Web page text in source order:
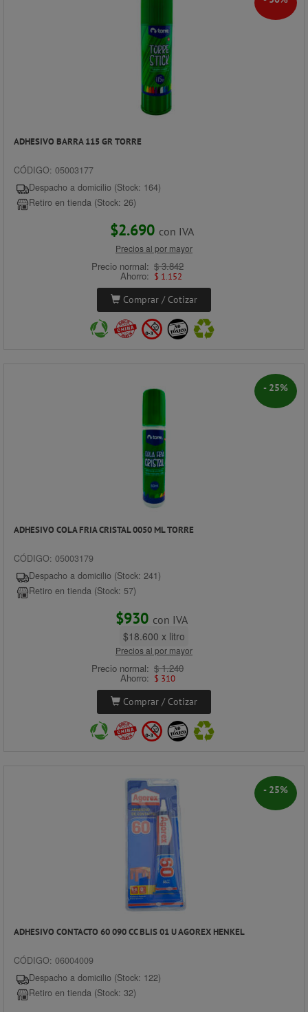
ADHESIVO BARRA 115 GR TORRE
CÓDIGO: 05003177
Despacho a domicilio (Stock: 164)
Retiro en tienda (Stock: 26)
$2.690 con IVA
Precios al por mayor
Precio normal: $ 3.842
Ahorro: $ 1.152
Comprar / Cotizar
- 25%
ADHESIVO COLA FRIA CRISTAL 0050 ML TORRE
CÓDIGO: 05003179
Despacho a domicilio (Stock: 241)
Retiro en tienda (Stock: 57)
$930 con IVA
$18.600 x litro
Precios al por mayor
Precio normal: $ 1.240
Ahorro: $ 310
Comprar / Cotizar
- 25%
ADHESIVO CONTACTO 60 090 CC BLIS 01 U AGOREX HENKEL
CÓDIGO: 06004009
Despacho a domicilio (Stock: 122)
Retiro en tienda (Stock: 32)